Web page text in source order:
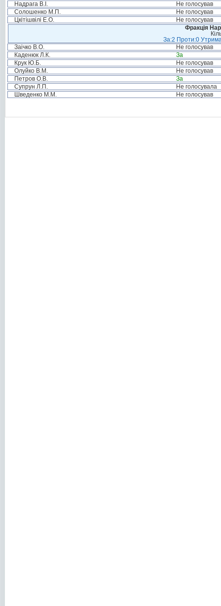
Надрага В.І.
Не голосував
Солошенко М.П.
Не голосував
Цкітішвілі Е.О.
Не голосував
Фракція
За:2 Проти:0
Заічко В.О.
Не голосував
Каденюк Л.К.
За
Крук Ю.Б.
Не голосував
Олуйко В.М.
Не голосував
Петров О.В.
За
Супрун Л.П.
Не голосувала
Шведенко М.М.
Не голосував